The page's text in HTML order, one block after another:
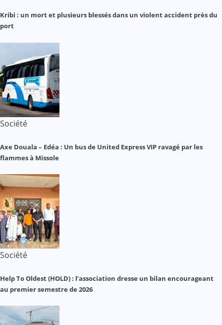
Kribi : un mort et plusieurs blessés dans un violent accident près du
port
Société
Axe Douala – Edéa : Un bus de United Express VIP ravagé par les
flammes à Missole
Société
Help To Oldest (HOLD) : l’association dresse un bilan encourageant
au premier semestre de 2026